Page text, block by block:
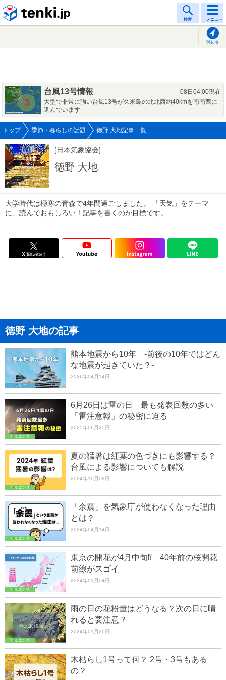
検索 メニュー
現在地
台風13号情報
08日04:00現在
大型で非常に強い台風13号が久米島の北北西約40kmを南南西に
進んでいます
トップ 季節・暮らしの話題 徳野 大地記事一覧
[日本気象協会]
徳野 大地
大学時代は極寒の青森で4年間過ごしました。 「天気」をテーマ
に、読んでおもしろい！記事を書くのが目標です。
徳野 大地の記事
ライフ
熊本地震から10年 -前後の10年ではどん
な地震が起きていた？-
2026年04月14日
サイエンス
6月26日は雷の日 最も発表回数の多い
「雷注意報」の秘密に迫る
2025年06月25日
サイエンス
夏の猛暑は紅葉の色づきにも影響する？
台風による影響についても解説
2024年10月08日
サイエンス
「余震」を気象庁が使わなくなった理由
とは？
2024年04月14日
サイエンス
東京の開花が4月中旬⁉ 40年前の桜開花
前線がスゴイ
2024年03月04日
サイエンス
雨の日の花粉量はどうなる？次の日に晴
れると要注意？
2024年01月20日
木枯らし1号って何？ 2号・3号もある
の？